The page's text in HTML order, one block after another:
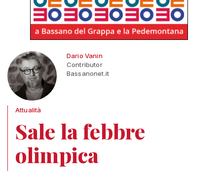
Dario Vanin
Contributor
Bassanonet.it
Attualità
Sale la febbre
olimpica